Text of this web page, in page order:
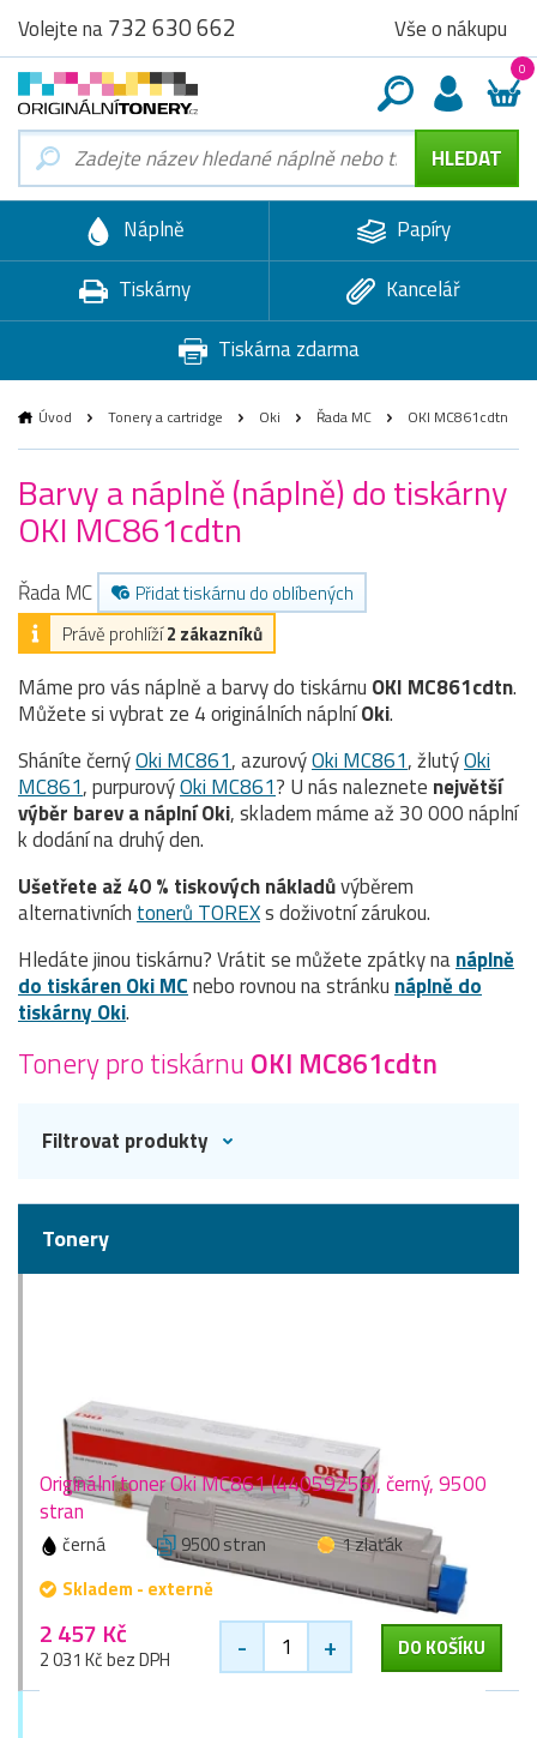
Volejte na732 630 662 Vše o nákupu
0
Náplně
Papíry
Tiskárny
Kancelář
Tiskárna zdarma
Úvod Tonery a cartridge Oki Řada MC OKI MC861cdtn
Barvy a náplně (náplně) do tiskárny
OKI MC861cdtn
Řada MC
Přidat tiskárnu do oblíbených
Právě prohlíží2 zákazníků
Máme pro vás náplně a barvy do tiskárnu OKI MC861cdtn.
Můžete si vybrat ze 4 originálních náplníOki.
Sháníte černýOki MC861, azurovýOki MC861, žlutýOki
MC861, purpurovýOki MC861? U nás naleznete největší
výběr barev a náplní Oki, skladem máme až 30 000 náplní
k dodání na druhý den.
Ušetřete až 40 % tiskových nákladůvýběrem
alternativních tonerů TOREXs doživotní zárukou.
Hledáte jinou tiskárnu? Vrátit se můžete zpátky nanáplně
do tiskáren Oki MCnebo rovnou na stránku náplně do
tiskárny Oki.
Tonery pro tiskárnu OKI MC861cdtn
Filtrovat produkty
Tonery
Originální toner Oki MC861 (44059256), černý, 9500
stran
černá 9500 stran
1 zlaťák
Skladem - externě
2 457 Kč
2 031 Kč bez DPH - + DO KOŠÍKU